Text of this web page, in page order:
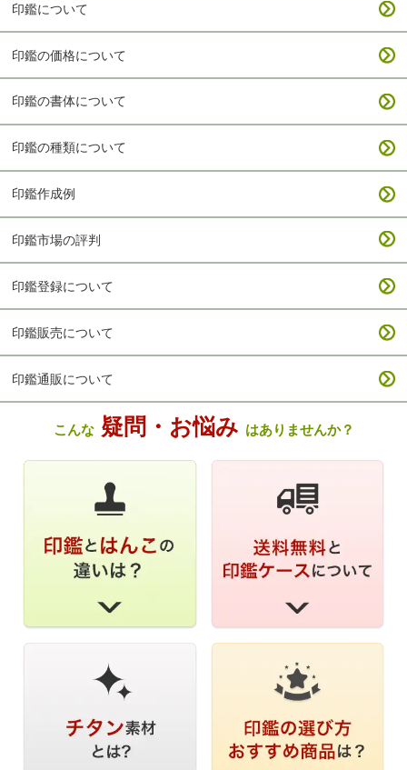
印鑑について
印鑑の価格について
印鑑の書体について
印鑑の種類について
印鑑作成例
印鑑市場の評判
印鑑登録について
印鑑販売について
印鑑通販について
こんな疑問・お悩み はありませんか？